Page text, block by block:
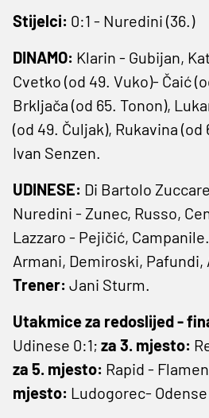
Stijelci: 0:1 - Nuredini (36.)
DINAMO: Klarin - Gubijan,
Cvetko (od 49. Vuko)- Čaić
Brkljača (od 65. Tonon),
(od 49. Čuljak), Rukavina (od
Ivan Senzen.
UDINESE: Di Bartolo
Nuredini - Zunec, Russo,
Lazzaro - Pejičić,
Armani, Demiroski, Pafundi,
Trener: Jani Sturm.
Utakmice za redoslijed -
Udinese 0:1; za 3. mjesto:
za 5. mjesto: Rapid -
mjesto: Ludogorec-